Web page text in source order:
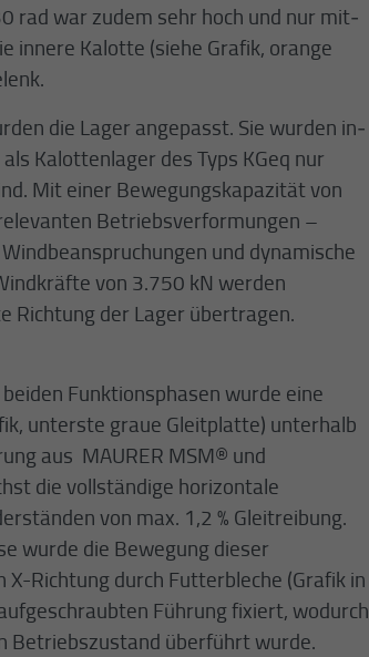
rad war zudem sehr hoch und nur mit­
innere Kalotte (siehe Grafik, orange
die Lager angepasst. Sie wurden in­
Kalottenlager des Typs KGeq nur
Mit einer Bewegungskapazität von
Betriebsverformungen –
und dynamische
von 3.750 kN werden
Richtung der Lager übertragen.
Funktionsphasen wurde eine
unterste graue Gleitplatte) unterhalb
aus ­ MAURER MSM® und
die vollständige horizontale
von max. 1,2 % Gleitreibung.
wurde die Bewegung dieser
Richtung durch Futterbleche (Grafik in
Führung fixiert, wodurch
Betriebszustand überführt wurde.